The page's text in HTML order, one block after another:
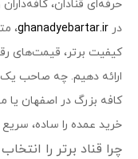
حرفه‌ای قنادان،
در ghanadyebartar.ir،
کیفیت برتر، قیمت‌های
ارائه دهیم. چه صاحب
کافه بزرگ در اصفهان یا
خرید عمده را ساده،
چرا قناد برتر را